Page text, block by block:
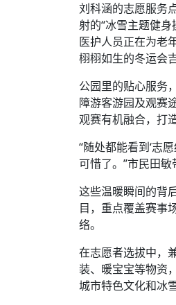
刘科涵的志愿服务
射的“冰雪主题健
医护人员正在为老
栩栩如生的冬运会
公园里的贴心服务
障游客游园及观赛
观赛有机融合，打
“随处都能看到‘志
可惜了。”市民田敏
这些温暖瞬间的背
目，重点覆盖赛事
络。
在志愿者选拔中，
装、暖宝宝等物资
城市特色文化和冰